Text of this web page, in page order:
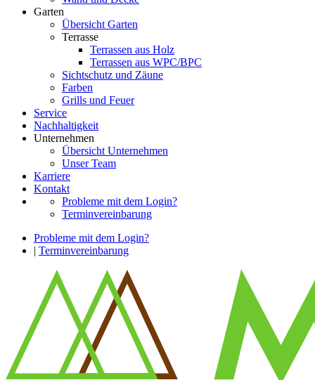
Garten
Übersicht Garten
Terrasse
Terrassen aus Holz
Terrassen aus WPC/BPC
Sichtschutz und Zäune
Farben
Grills und Feuer
Service
Nachhaltigkeit
Unternehmen
Übersicht Unternehmen
Unser Team
Karriere
Kontakt
Probleme mit dem Login?
Terminvereinbarung
Probleme mit dem Login?
| Terminvereinbarung